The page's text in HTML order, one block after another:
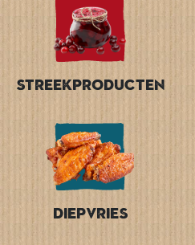
Streekproducten
Diepvries